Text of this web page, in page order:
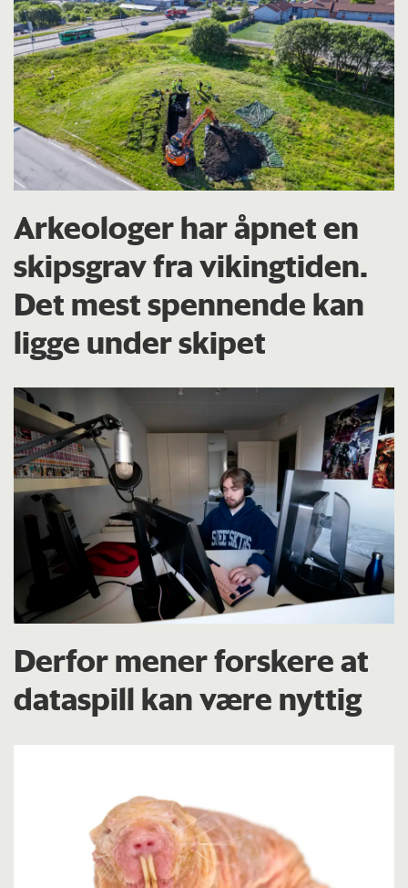
Arkeologer har åpnet en
skipsgrav fra vikingtiden.
Det mest spennende kan
ligge under skipet
Derfor mener forskere at
dataspill kan være nyttig